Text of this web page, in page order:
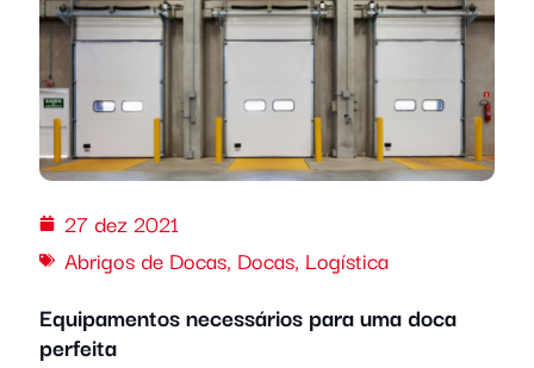
27 dez 2021
Abrigos de Docas, Docas, Logística
Equipamentos necessários para uma doca
perfeita